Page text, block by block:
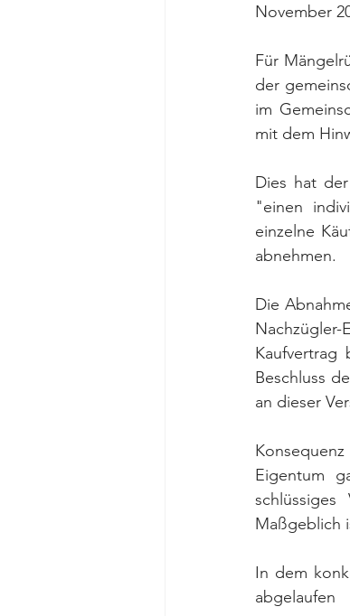
November
Für
der
im
mit dem
Dies hat
"einen
einzelne
abnehmen.
Die
Nachzügler-
Kaufvertrag
Beschluss
an dieser
Eigentum
Maßgeblich
In dem
abgelaufen